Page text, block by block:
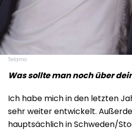
Telamo
Was sollte man noch über
Ich habe mich in den letzten
sehr weiter entwickelt.
hauptsächlich in Schweden/